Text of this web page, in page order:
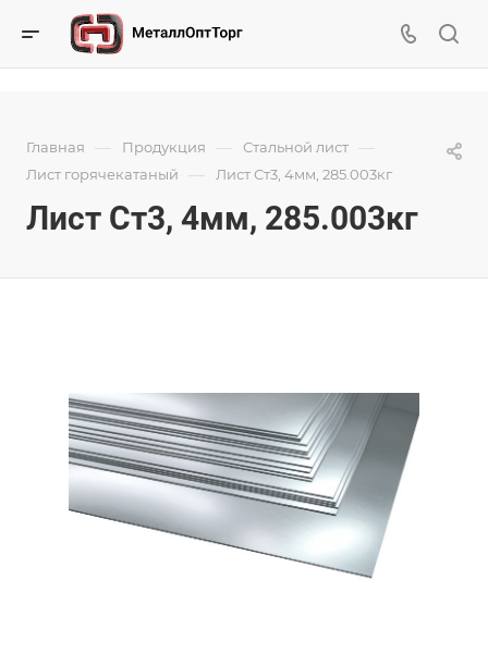
Главная — Продукция — Стальной лист —
Лист горячекатаный — Лист Ст3, 4мм, 285.003кг
Лист Ст3, 4мм, 285.003кг